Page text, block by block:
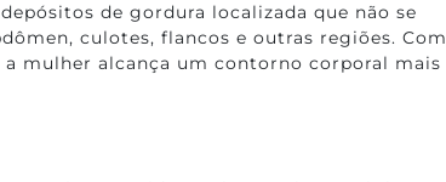
de gordura localizada que não se
culotes, flancos e outras regiões. Com
mulher alcança um contorno corporal mais